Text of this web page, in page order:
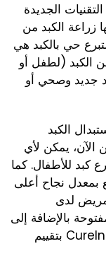
الجديدة
زراعة الكبد من
حي بالكبد هي
الكبد (لطفل أو
جديد وصحي أو
الكبد
يمكن لأي
كبد للأطفال. كما
بمعدل نجاح أعلى
مريض لدى
بالإضافة إلى
إجراءات طفيفة التوغل. يقوم جراحو CureIndia بتقييم